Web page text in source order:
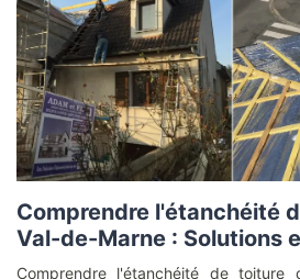
Comprendre l'étanchéité
Val-de-Marne : Solutions
Comprendre l'étanchéité de toiture